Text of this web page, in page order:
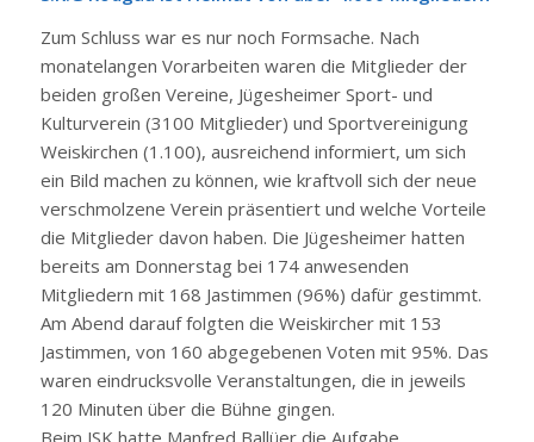
Zum Schluss war es nur noch Formsache. Nach
monatelangen Vorarbeiten waren die Mitglieder der
beiden großen Vereine, Jügesheimer Sport- und
Kulturverein (3100 Mitglieder) und Sportvereinigung
Weiskirchen (1.100), ausreichend informiert, um sich
ein Bild machen zu können, wie kraftvoll sich der neue
verschmolzene Verein präsentiert und welche Vorteile
die Mitglieder davon haben. Die Jügesheimer hatten
bereits am Donnerstag bei 174 anwesenden
Mitgliedern mit 168 Jastimmen (96%) dafür gestimmt.
Am Abend darauf folgten die Weiskircher mit 153
Jastimmen, von 160 abgegebenen Voten mit 95%. Das
waren eindrucksvolle Veranstaltungen, die in jeweils
120 Minuten über die Bühne gingen.